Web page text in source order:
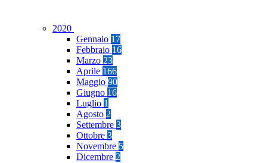
2020
Gennaio 17
Febbraio 16
Marzo 23
Aprile 166
Maggio 90
Giugno 16
Luglio 1
Agosto 2
Settembre 3
Ottobre 3
Novembre 5
Dicembre 2